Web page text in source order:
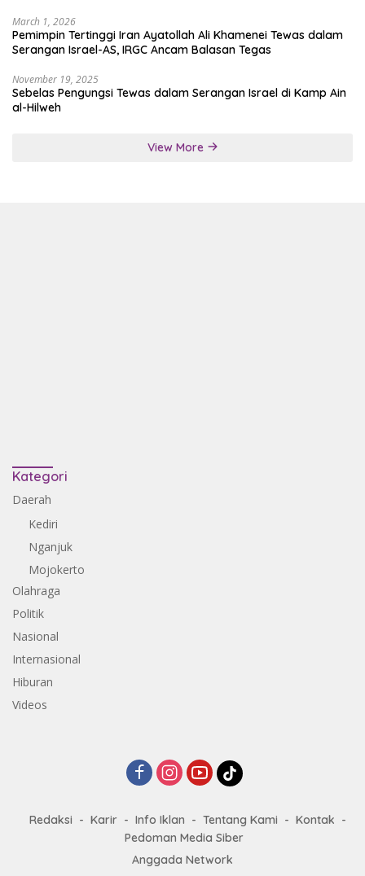
March 1, 2026
Pemimpin Tertinggi Iran Ayatollah Ali Khamenei Tewas dalam
Serangan Israel-AS, IRGC Ancam Balasan Tegas
November 19, 2025
Sebelas Pengungsi Tewas dalam Serangan Israel di Kamp Ain
al-Hilweh
View More
Kategori
Daerah
Kediri
Nganjuk
Mojokerto
Olahraga
Politik
Nasional
Internasional
Hiburan
Videos
Redaksi Karir Info Iklan Tentang Kami
Kontak
Pedoman Media Siber
Anggada Network